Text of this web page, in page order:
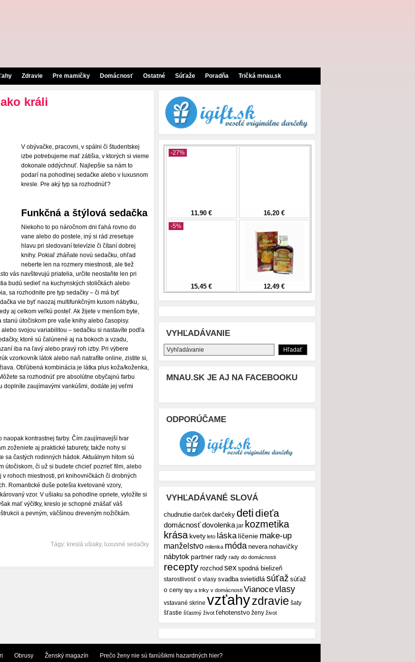
Zdravie Pre mamičky Domácnosť Ostatné Súťaže Poradňa Tričká mnau.sk
králi
V obývačke, pracovni, v spálni či študentskej
izbe potrebujeme mať zátišia, v ktorých si vieme
dokonale oddýchnuť. Najlepšie sa nám to
podarí na pohodlnej sedačke alebo v luxusnom
kresle. Pre aký typ sa rozhodnúť?
Funkčná a štýlová sedačka
Niekoho to po náročnom dni ťahá rovno do
vane alebo do postele, iný si rád zresetuje
hlavu pri sledovaní televízie či čítaní dobrej
knihy. Pokiaľ zháňate novú sedačku, ohľad
neberte len na rozmery miestnosti, ale tiež
vás navštevujú priatelia, určite neostaňte len pri
budú sedieť na kuchynských stoličkách alebo
sa rozhodnite pre typ sedačky – či má byť
vie byť naozaj multifunkčným kusom nábytku,
aj celkom veľkú posteľ. Ak žijete v menšom byte,
útočiskom pre vaše knihy alebo časopisy.
svojou variabilitou – sedačku si nastavíte podľa
ktoré sú čalúnené aj na bokoch a vzadu,
iba na ľavý alebo pravý roh izby. Pri výbere
vzorkovník látok alebo naň natrafíte online, zistite si,
Obľúbená kombinácia je látka plus koža/koženka,
sa rozhodnúť pre absolútne obyčajnú farbu
doplníte zaujímavými vankúšmi, dodáte jej veľmi
kontrastnej farby. Čím zaujímavejší tvar
zoženiete aj praktické taburety, takže nohy si
sa častých rodinných hádok. Aktuálnym hitom sú
útočiskom, či už si budete chcieť pozrieť film, alebo
v rohoch miestnosti, pri knihovničkách či drobných
Romantické duše potešia kvetované vzory,
vzor. V ušiaku sa pohodlne opriete, vyložíte si
mať výčitky, kreslo je schopné znášať váš
a pevným, väčšinou dreveným nožičkám.
Tágy: kreslá ušiaky, luxusné sedačky
VYHĽADÁVANIE
MNAU.SK JE AJ NA FACEBOOKU
ODPORÚČAME
VYHĽADÁVANÉ SLOVÁ
chudnutie darček darčeky detidieťa
domácnosťdovolenka jar kozmetika
krása kvety leto láska líčenie make-up
manželstvo milenka móda nevera nohavičky
nábytok partner rady rady do domácnosti
recepty rozchod sex spodná bielizeň
starostlivosť o vlasy svadba svietidlá súťaž súťaž
o ceny tipy a triky v domácnosti Vianocevlasy
vstavané skrine vzťahyzdravie šaty
šťastie šťastný život ťehotenstvo ženy život
Obrusy Ženský magazín Prečo ženy nie sú fanúšikmi hazardných hier?